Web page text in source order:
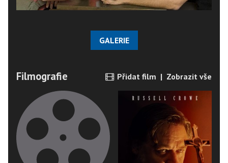
GALERIE
Filmografie Přidat film | Zobrazit vše